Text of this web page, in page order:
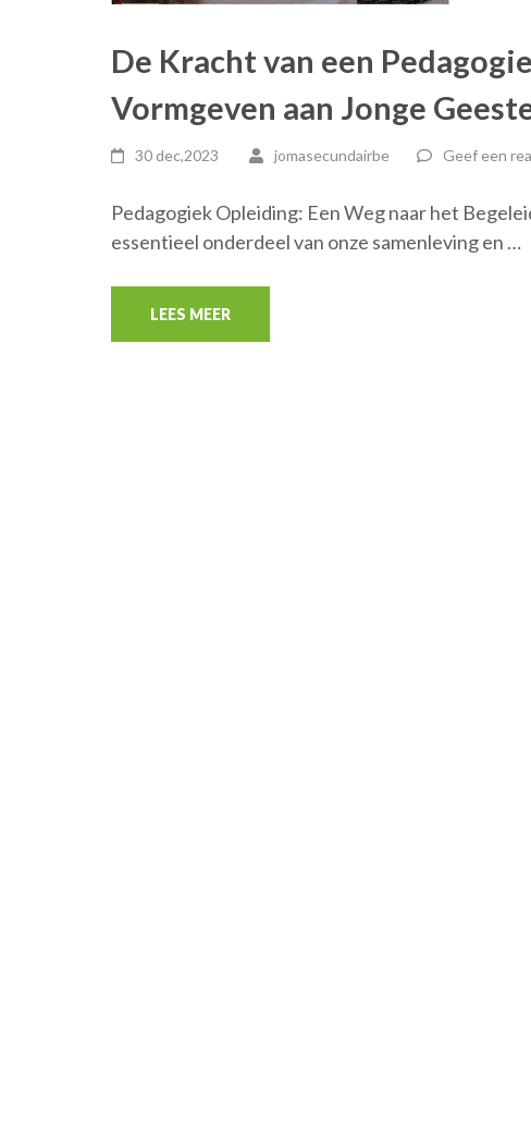
De Kracht van een
Vormgeven aan Jonge
30 dec,2023 jomasecundairbe Geef een
Pedagogiek Opleiding: Een Weg naar het
essentieel onderdeel van onze samenleving en …
LEES MEER